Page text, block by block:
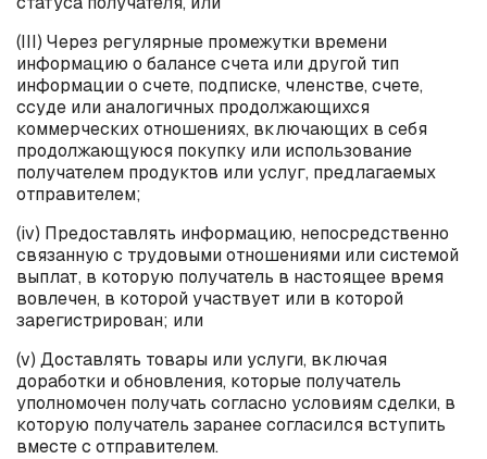
(III) Через регулярные промежутки времени
информацию о балансе счета или другой тип
информации о счете, подписке, членстве, счете,
ссуде или аналогичных продолжающихся
коммерческих отношениях, включающих в себя
продолжающуюся покупку или использование
получателем продуктов или услуг, предлагаемых
отправителем;
(iv) Предоставлять информацию, непосредственно
связанную с трудовыми отношениями или системой
выплат, в которую получатель в настоящее время
вовлечен, в которой участвует или в которой
зарегистрирован; или
(v) Доставлять товары или услуги, включая
доработки и обновления, которые получатель
уполномочен получать согласно условиям сделки, в
которую получатель заранее согласился вступить
вместе с отправителем.